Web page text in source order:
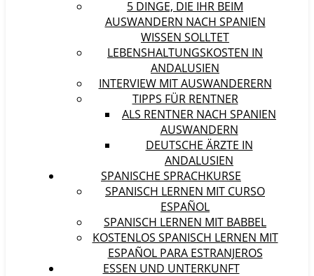
5 DINGE, DIE IHR BEIM
AUSWANDERN NACH SPANIEN
WISSEN SOLLTET
LEBENSHALTUNGSKOSTEN IN
ANDALUSIEN
INTERVIEW MIT AUSWANDERERN
TIPPS FÜR RENTNER
ALS RENTNER NACH SPANIEN
AUSWANDERN
DEUTSCHE ÄRZTE IN
ANDALUSIEN
SPANISCHE SPRACHKURSE
SPANISCH LERNEN MIT CURSO
ESPAÑOL
SPANISCH LERNEN MIT BABBEL
KOSTENLOS SPANISCH LERNEN MIT
ESPAÑOL PARA ESTRANJEROS
ESSEN UND UNTERKUNFT